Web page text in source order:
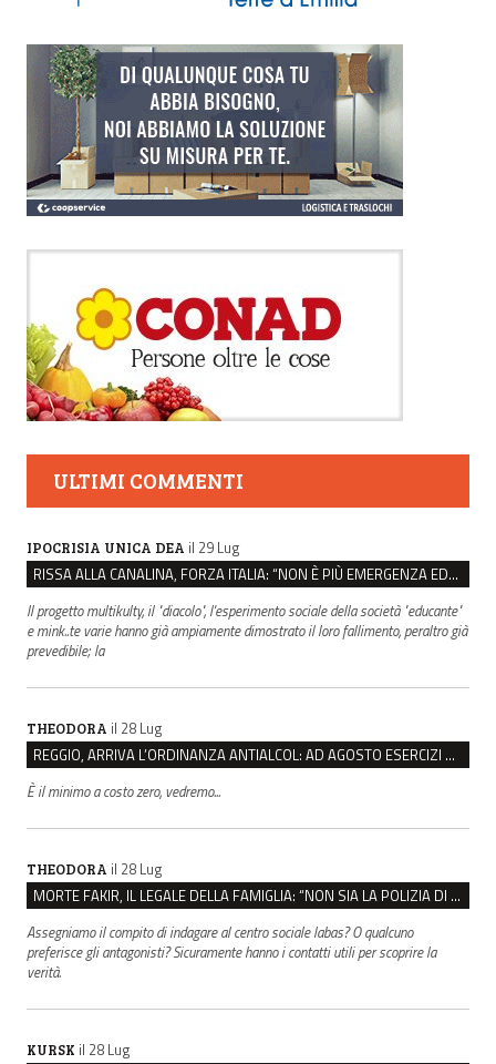
ULTIMI COMMENTI
IPOCRISIA UNICA DEA il 29 Lug
RISSA ALLA CANALINA, FORZA ITALIA: “NON È PIÙ EMERGENZA EDUCATIVA, MA DI SICUREZZA”
Il progetto multikulty, il "diacolo", l'esperimento sociale della società "educante"
e mink..te varie hanno già ampiamente dimostrato il loro fallimento, peraltro già
prevedibile; la
THEODORA il 28 Lug
REGGIO, ARRIVA L’ORDINANZA ANTIALCOL: AD AGOSTO ESERCIZI DI VICINATO CHIUSI DALLE 22 ALLE 6
È il minimo a costo zero, vedremo...
THEODORA il 28 Lug
MORTE FAKIR, IL LEGALE DELLA FAMIGLIA: “NON SIA LA POLIZIA DI STATO A INDAGARE”
Assegniamo il compito di indagare al centro sociale labas? O qualcuno
preferisce gli antagonisti? Sicuramente hanno i contatti utili per scoprire la
verità.
KURSK il 28 Lug